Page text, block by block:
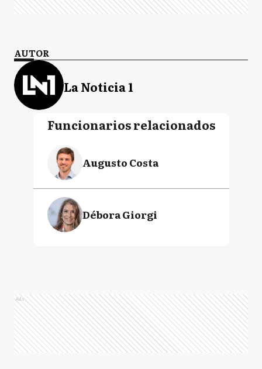
AUTOR
La Noticia 1
Funcionarios relacionados
Augusto Costa
Débora Giorgi
Ads